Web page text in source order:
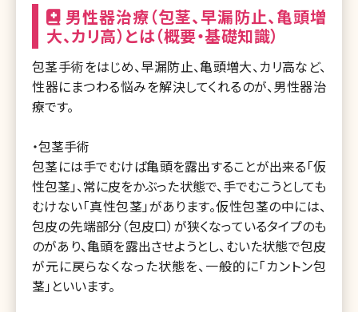
男性器治療（包茎、早漏防止、亀頭増
大、カリ高）とは（概要・基礎知識）
包茎手術をはじめ、早漏防止、亀頭増大、カリ高など、
性器にまつわる悩みを解決してくれるのが、男性器治
療です。
・包茎手術
包茎には手でむけば亀頭を露出することが出来る「仮
性包茎」、常に皮をかぶった状態で、手でむこうとしても
むけない「真性包茎」があります。仮性包茎の中には、
包皮の先端部分（包皮口）が狭くなっているタイプのも
のがあり、亀頭を露出させようとし、むいた状態で包皮
が元に戻らなくなった状態を、一般的に「カントン包
茎」といいます。